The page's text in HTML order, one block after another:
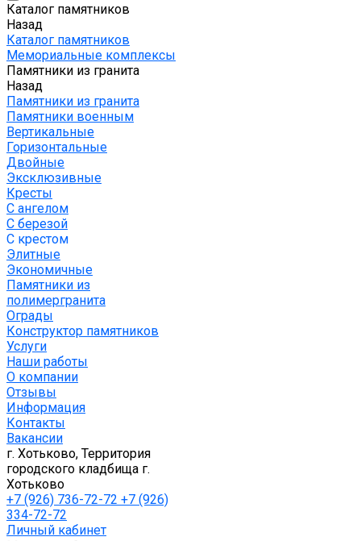
Каталог памятников
Назад
Каталог памятников
Мемориальные комплексы
Памятники из гранита
Назад
Памятники из гранита
Памятники военным
Вертикальные
Горизонтальные
Двойные
Эксклюзивные
Кресты
С ангелом
С березой
С крестом
Элитные
Экономичные
Памятники из
полимергранита
Ограды
Конструктор памятников
Услуги
Наши работы
О компании
Отзывы
Информация
Контакты
Вакансии
г. Хотьково, Территория
городского кладбища г.
Хотьково
+7 (926) 736-72-72 +7 (926)
334-72-72
Личный кабинет